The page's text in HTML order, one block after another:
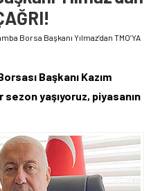
Borsa Başkanı Yılmaz’dan TMO’YA
Başkanı Kazım
sezon yaşıyoruz, piyasanın